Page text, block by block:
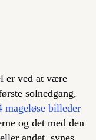
er ved at være
solnedgang,
mageløse billeder
og det med den